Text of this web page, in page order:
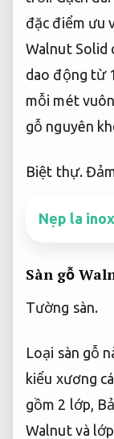
đặc điểm ưu
Walnut Solid
dao động từ
mỗi mét
gỗ nguyên
Biệt thự.
Nẹp la
Sàn gỗ
Tường sàn.
Loại sàn gỗ
kiểu xương
gồm 2 lớp,
Walnut và